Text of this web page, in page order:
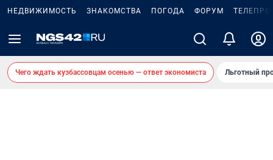
НЕДВИЖИМОСТЬ ЗНАКОМСТВА ПОГОДА ФОРУМ
Чего ждать кузбассовцам осенью — ответ экономиста Льготный